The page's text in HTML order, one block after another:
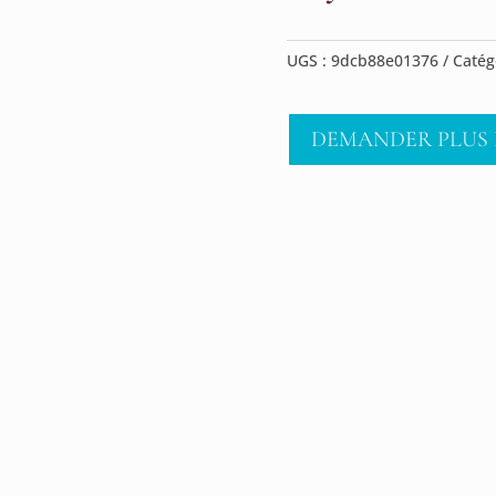
UGS :9dcb88e01376
DEMANDER